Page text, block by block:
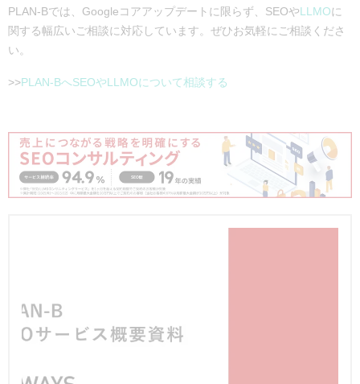
PLAN-Bでは、Googleコアアップデートに限らず、SEOやLLMOに
関する幅広いご相談に対応しています。ぜひお気軽にご相談くださ
い。
>>PLAN-BへSEOやLLMOについて相談する